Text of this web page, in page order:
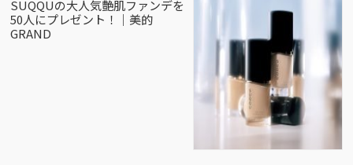
SUQQUの大人気艶肌ファンデを
50人にプレゼント！｜美的
GRAND